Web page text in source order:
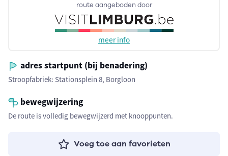
route aangeboden door
meer info
adres startpunt (bij benadering)
Stroopfabriek: Stationsplein 8, Borgloon
bewegwijzering
De route is volledig bewegwijzerd met knooppunten.
Voeg toe aan favorieten